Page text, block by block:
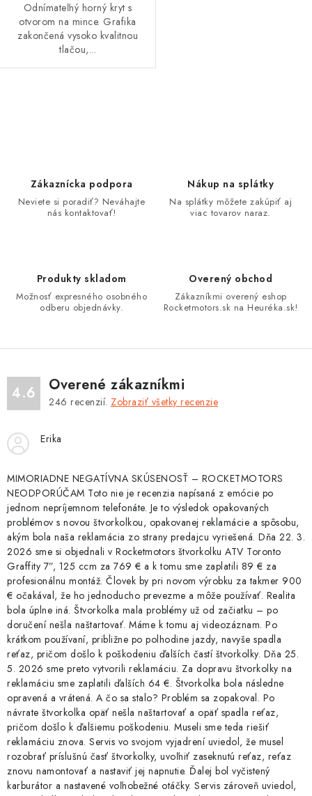
Odnímateľný horný kryt s
otvorom na mince. Grafika
zakončená vysoko kvalitnou
tlačou,...
y
ý
p
i
s
u
Zákaznícka podpora
Neviete si poradiť? Neváhajte
nás kontaktovať!
Nákup na splátky
Na splátky môžete zakúpiť aj
viac tovarov naraz.
Produkty skladom
Možnosť expresného osobného
odberu objednávky.
Overený obchod
Zákazníkmi overený eshop
Rocketmotors.sk na Heuréka.sk!
4.6 Overené zákazníkmi
246 recenzií. Zobraziť všetky recenzie
Erika
MIMORIADNE NEGATÍVNA SKÚSENOSŤ – ROCKETMOTORS
NEODPORÚČAM Toto nie je recenzia napísaná z emócie po
jednom nepríjemnom telefonáte. Je to výsledok opakovaných
problémov s novou štvorkolkou, opakovanej reklamácie a spôsobu,
akým bola naša reklamácia zo strany predajcu vyriešená. Dňa 22. 3.
2026 sme si objednali v Rocketmotors štvorkolku ATV Toronto
Graffity 7”, 125 ccm za 769 € a k tomu sme zaplatili 89 € za
profesionálnu montáž. Človek by pri novom výrobku za takmer 900
€ očakával, že ho jednoducho prevezme a môže používať. Realita
bola úplne iná. Štvorkolka mala problémy už od začiatku – po
doručení nešla naštartovať. Máme k tomu aj videozáznam. Po
krátkom používaní, približne po polhodine jazdy, navyše spadla
reťaz, pričom došlo k poškodeniu ďalších častí štvorkolky. Dňa 25.
5. 2026 sme preto vytvorili reklamáciu. Za dopravu štvorkolky na
reklamáciu sme zaplatili ďalších 64 €. Štvorkolka bola následne
opravená a vrátená. A čo sa stalo? Problém sa zopakoval. Po
návrate štvorkolka opäť nešla naštartovať a opäť spadla reťaz,
pričom došlo k ďalšiemu poškodeniu. Museli sme teda riešiť
reklamáciu znova. Servis vo svojom vyjadrení uviedol, že musel
rozobrať príslušnú časť štvorkolky, uvoľniť zaseknutú reťaz, reťaz
znovu namontovať a nastaviť jej napnutie. Ďalej bol vyčistený
karburátor a nastavené voľnobežné otáčky. Servis zároveň uviedol,